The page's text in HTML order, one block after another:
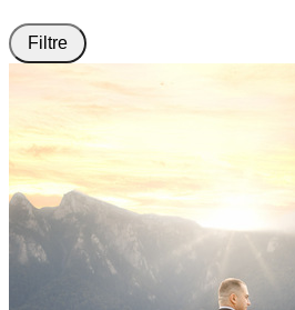
Filtre